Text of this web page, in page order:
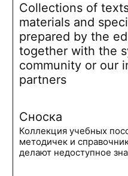
Collections of
materials and
prepared by the
together with the
community or our
partners
Сноска
Коллекция учебных
методичек и
делают недоступное